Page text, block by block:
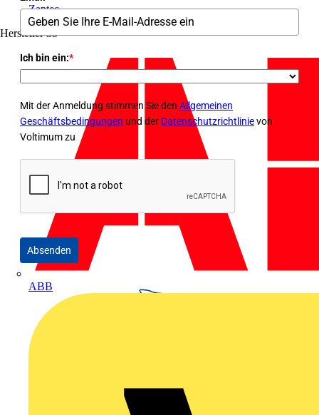
Zaptec
Hersteller 35
ABB
Ich bin ein:*
Mit der Anmeldung stimmen Sie den Allgemeinen
Geschäftsbedingungen und der Datenschutzrichtlinievon
Voltimum zu
Absenden